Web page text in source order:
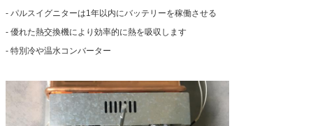
- パルスイグニターは1年以内にバッテリーを稼働させる
- 優れた熱交換機により効率的に熱を吸収します
- 特別冷や温水コンバーター